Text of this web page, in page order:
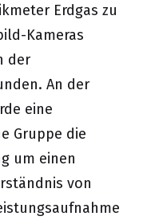
Erdgas zu
Kameras
der
An der
eine
Gruppe die
um einen
von